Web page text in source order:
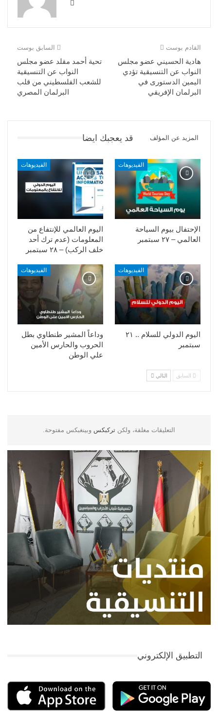
السابق بوست
تحية أحمد مقلد عضو مجلس
النواب عن التنسيقية
للشعب الفلسطيني من قلب
البرلمان المصري
القادم بوست
هادية الحسيني عضو مجلس
النواب عن التنسيقية تؤدي
اليمين الدستورى في
البرلمان الإفريقي
قد يعجبك ايضا المزيد عن المؤلف
الفيديوهات
اليوم العالمي للإنتفاع من
المعلومات (عدم ترك أحد
خلف الركب) – ٢٨ سبتمبر
الفيديوهات
الإحتفال بيوم السياحة
العالمي – ٢٧ سبتمبر
الفيديوهات
وداعاً المشير طنطاوي بطل
الحروب والحارس الأمين
علي الوطن
الفيديوهات
اليوم الدولي للسلام .. ٢١
سبتمبر
السابق التالي
التعليقات مغلقة، ولكن تركبكس وبينغبكس مفتوحة.
التطبيق الإلكتروني